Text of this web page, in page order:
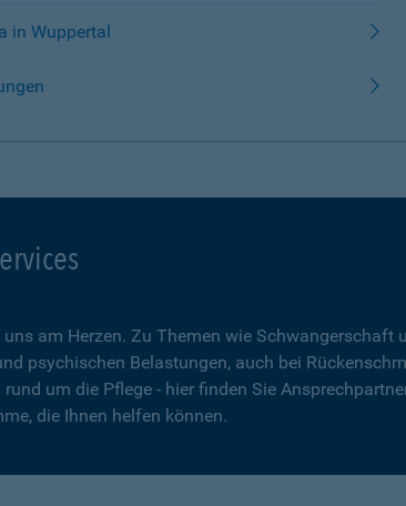
in Wuppertal
am Herzen. Zu Themen wie Schwangerschaft
psychischen Belastungen, auch bei
um die Pflege - hier finden Sie
die Ihnen helfen können.